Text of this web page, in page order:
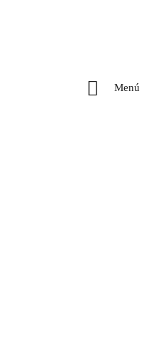
Menú